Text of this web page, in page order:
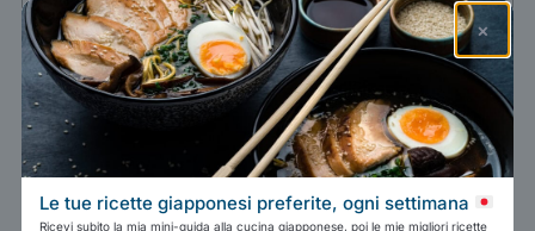
Istruzioni
Metti a marinare il maiale per 10 min.
200 g maiale, 1 cucchiaino mirin,
1 cucchiaino salsa di soia chiara,
1 cucchiaino sakè
×
Le tue ricette giapponesi preferite, ogni settimana
Ricevi subito la mia mini-guida alla cucina giapponese, poi le mie migliori ricette